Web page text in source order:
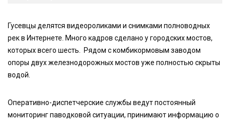
Гусевцы делятся видеороликами и снимками полноводных
рек в Интернете. Много кадров сделано у городских мостов,
которых всего шесть. Рядом с комбикормовым заводом
опоры двух железнодорожных мостов уже полностью скрыты
водой.
Оперативно-диспетчерские службы ведут постоянный
мониторинг паводковой ситуации, принимают информацию о